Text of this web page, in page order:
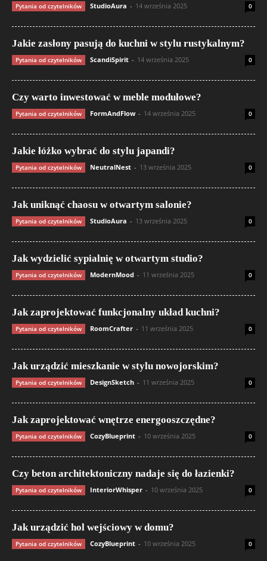
Pytania od czytelników StudioAura - 14 września 2025 0
Jakie zasłony pasują do kuchni w stylu rustykalnym?
Pytania od czytelników ScandiSpirit - 14 września 2025 0
Czy warto inwestować w meble modułowe?
Pytania od czytelników FormAndFlow - 14 września 2025 0
Jakie łóżko wybrać do stylu japandi?
Pytania od czytelników NeutralNest - 13 września 2025 0
Jak uniknąć chaosu w otwartym salonie?
Pytania od czytelników StudioAura - 13 września 2025 0
Jak wydzielić sypialnię w otwartym studio?
Pytania od czytelników ModernMood - 11 września 2025 0
Jak zaprojektować funkcjonalny układ kuchni?
Pytania od czytelników RoomCrafter - 11 września 2025 0
Jak urządzić mieszkanie w stylu nowojorskim?
Pytania od czytelników DesignSketch - 11 września 2025 0
Jak zaprojektować wnętrze energooszczędne?
Pytania od czytelników CozyBlueprint - 10 września 2025 0
Czy beton architektoniczny nadaje się do łazienki?
Pytania od czytelników InteriorWhisper - 10 września 2025 0
Jak urządzić hol wejściowy w domu?
Pytania od czytelników CozyBlueprint - 10 września 2025 0